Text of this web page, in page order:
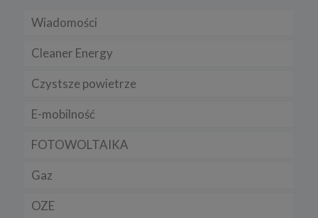
Wiadomości
Firmy
Prawo
Rynek/Gospodarka
Cleaner Energy
Dla domu
Dla firmy
Dla samorządu
Czystsze powietrze
E-mobilność
E-ładowarki
Samochody elektryczne EV
Auta hybrydowe m-HEV i HEV
FOTOWOLTAIKA
Gaz
Rynek gazu
OZE